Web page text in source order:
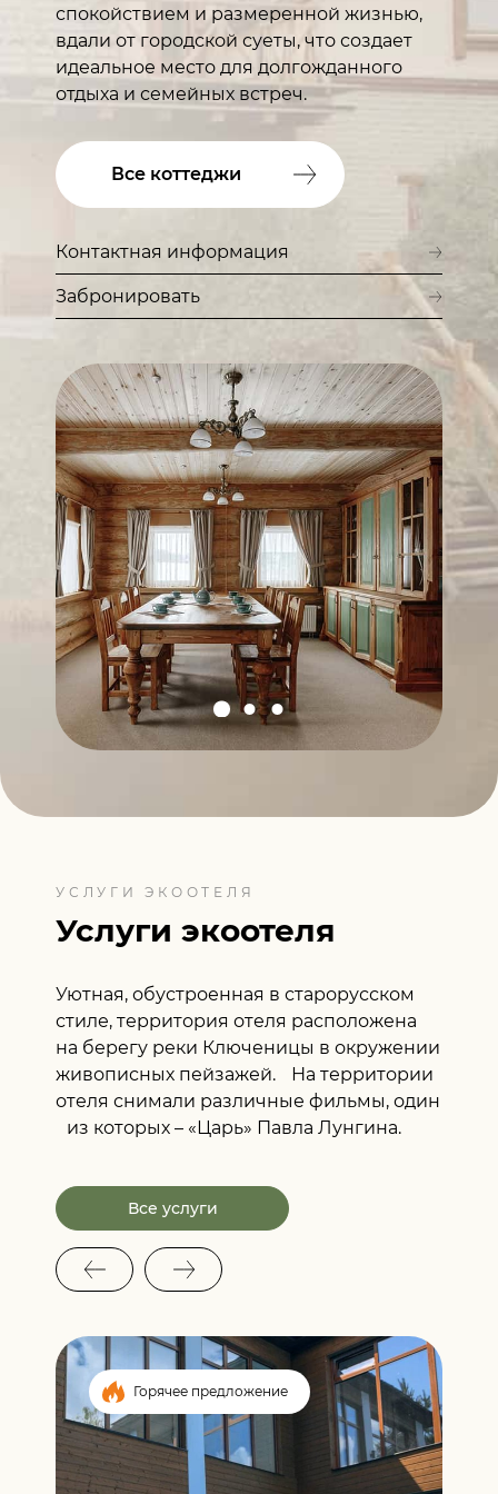
спокойствием и размеренной жизнью,
вдали от городской суеты, что создает
идеальное место для долгожданного
отдыха и семейных встреч.
Все коттеджи
Контактная информация
Забронировать
УСЛУГИ ЭКООТЕЛЯ
Услуги экоотеля
Уютная, обустроенная в старорусском
стиле, территория отеля расположена
на берегу реки Ключеницы в окружении
живописных пейзажей. На территории
отеля снимали различные фильмы, один
из которых – «Царь» Павла Лунгина.
Все услуги
Горячее предложение